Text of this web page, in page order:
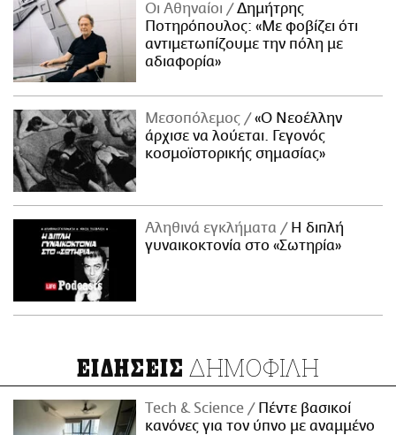
Οι Αθηναίοι
Δημήτρης
Ποτηρόπουλος: «Με φοβίζει ότι
αντιμετωπίζουμε την πόλη με
αδιαφορία»
Μεσοπόλεμος
«Ο Νεοέλλην
άρχισε να λούεται. Γεγονός
κοσμοϊστορικής σημασίας»
Αληθινά εγκλήματα
Η διπλή
γυναικοκτονία στο «Σωτηρία»
ΕΙΔΗΣΕΙΣ ΔΗΜΟΦΙΛΗ
Τech & Science
Πέντε βασικοί
κανόνες για τον ύπνο με αναμμένο